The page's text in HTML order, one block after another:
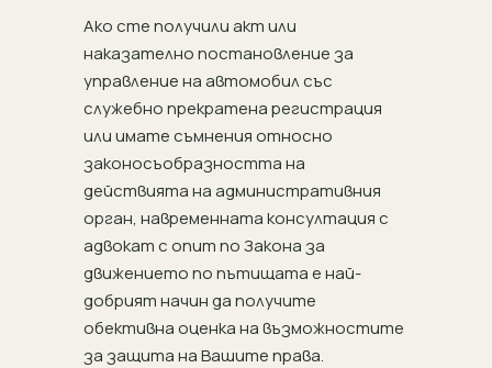
Ако сте получили акт или
наказателно постановление за
управление на автомобил със
служебно прекратена регистрация
или имате съмнения относно
законосъобразността на
действията на административния
орган, навременната консултация с
адвокат с опит по Закона за
движението по пътищата е най-
добрият начин да получите
обективна оценка на възможностите
за защита на Вашите права.